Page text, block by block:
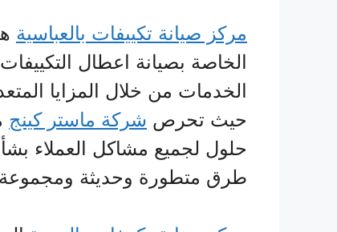
مركز صيانة تكييفات بالعباسية
الخاصة بصيانة اعطال
الخدمات من خلال المزايا
حيث تحرص شركة ماستر كينج
حلول لجميع مشاكل العملاء
طرق متطورة وحديثة ومجموعة